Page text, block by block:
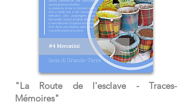
"La Route de l'esclave - Traces-
Mémoires"